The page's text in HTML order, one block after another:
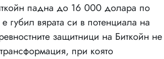
падна до 16 000 долара по
вярата си в потенциала на
защитници на Биткойн не
при която